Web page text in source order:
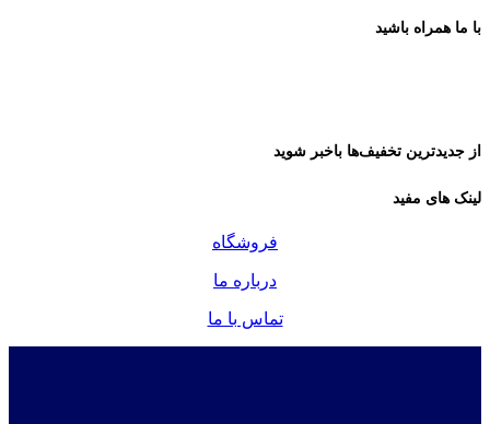
با ما همراه باشید
از جدیدترین تخفیف‌ها باخبر شوید
لینک های مفید
فروشگاه
درباره ما
تماس با ما